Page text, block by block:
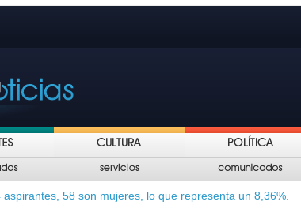
aspirantes, 58 son mujeres, lo que representa un 8,36%.